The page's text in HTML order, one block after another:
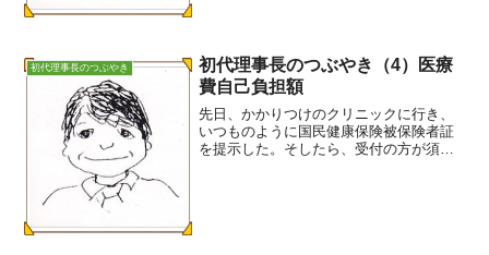
初代理事長のつぶやき
初代理事長のつぶやき（4）医療
費自己負担額
先日、かかりつけのクリニックに行き、
いつものように国民健康保険被保険者証
を提示した。そしたら、受付の方が須田